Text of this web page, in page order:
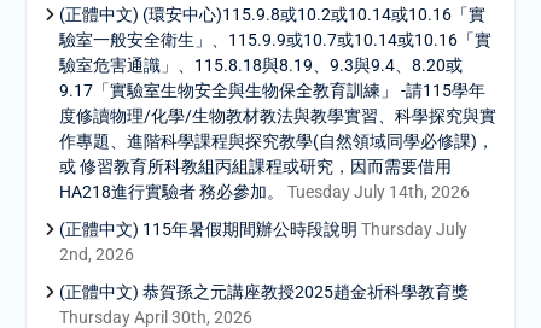
(正體中文) (環安中心)115.9.8或10.2或10.14或10.16「實
驗室一般安全衛生」、115.9.9或10.7或10.14或10.16「實
驗室危害通識」、115.8.18與8.19、9.3與9.4、8.20或
9.17「實驗室生物安全與生物保全教育訓練」 -請115學年
度修讀物理/化學/生物教材教法與教學實習、科學探究與實
作專題、進階科學課程與探究教學(自然領域同學必修課)，
或 修習教育所科教組丙組課程或研究，因而需要借用
HA218進行實驗者 務必參加。
Tuesday July 14th, 2026
(正體中文) 115年暑假期間辦公時段說明 Thursday July
2nd, 2026
(正體中文) 恭賀孫之元講座教授2025趙金祈科學教育獎
Thursday April 30th, 2026